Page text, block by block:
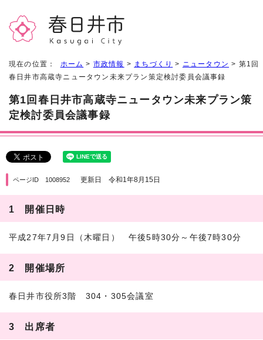
現在の位置： ホーム > 市政情報 > まちづくり > ニュータウン > 第1回
春日井市高蔵寺ニュータウン未来プラン策定検討委員会議事録
第1回春日井市高蔵寺ニュータウン未来プラン策
定検討委員会議事録
ページID 1008952 更新日 令和1年8月15日
1 開催日時
平成27年7月9日（木曜日） 午後5時30分～午後7時30分
2 開催場所
春日井市役所3階 304・305会議室
3 出席者